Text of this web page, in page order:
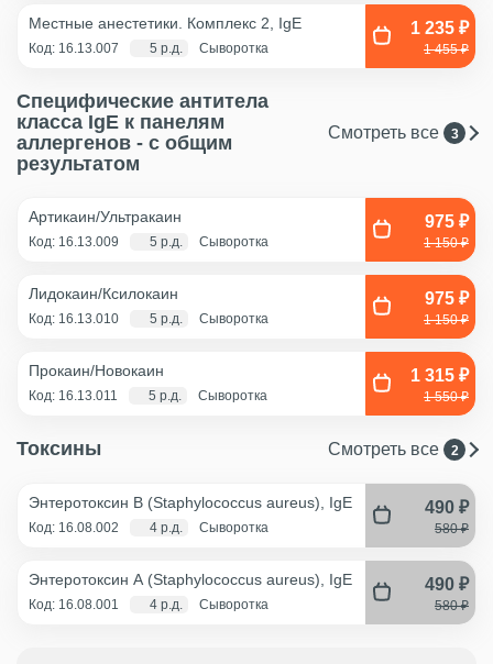
Местные анестетики. Комплекс 2, IgE
Код: 16.13.007 5 р.д. Сыворотка
1 235 ₽
1 455 ₽
Специфические антитела
класса IgE к панелям
аллергенов - с общим
результатом
Смотреть все 3
Артикаин/Ультракаин
Код: 16.13.009 5 р.д. Сыворотка
975 ₽
1 150 ₽
Лидокаин/Ксилокаин
Код: 16.13.010 5 р.д. Сыворотка
975 ₽
1 150 ₽
Прокаин/Новокаин
Код: 16.13.011 5 р.д. Сыворотка
1 315 ₽
1 550 ₽
Токсины Смотреть все 2
Энтеротоксин B (Staphylococcus aureus), IgE
Код: 16.08.002 4 р.д. Сыворотка
490 ₽
580 ₽
Энтеротоксин А (Staphylococcus aureus), IgE
Код: 16.08.001 4 р.д. Сыворотка
490 ₽
580 ₽